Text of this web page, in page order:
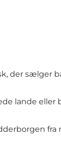
der sælger
lande eller